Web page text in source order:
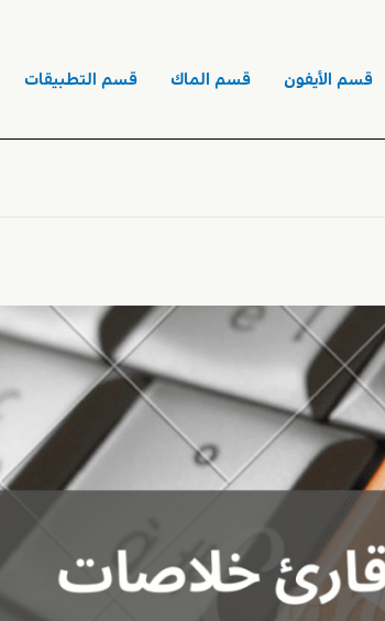
قسم الأيفون قسم الماك قسم التطبيقات